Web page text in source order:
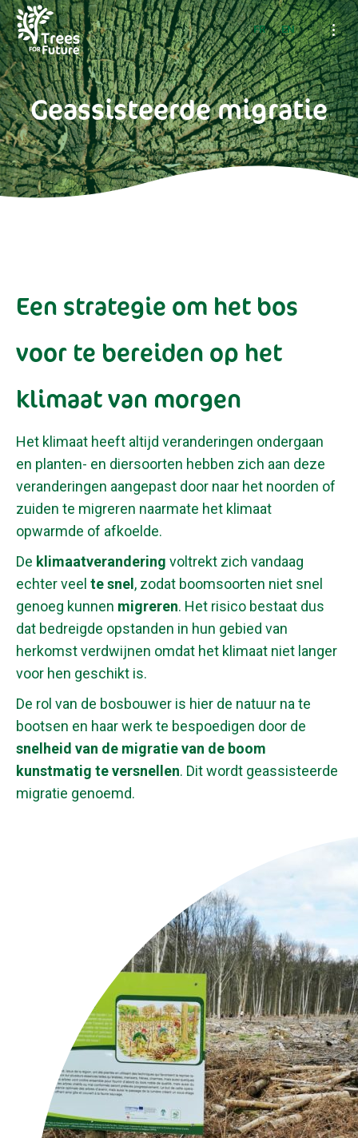
FR EN
Geassisteerde migratie
Een strategie om het bos
voor te bereiden op het
klimaat van morgen
Het klimaat heeft altijd veranderingen ondergaan
en planten- en diersoorten hebben zich aan deze
veranderingen aangepast door naar het noorden of
zuiden te migreren naarmate het klimaat
opwarmde of afkoelde.
De klimaatverandering voltrekt zich vandaag
echter veel te snel , zodat boomsoorten niet snel
genoeg kunnen migreren. Het risico bestaat dus
dat bedreigde opstanden in hun gebied van
herkomst verdwijnen omdat het klimaat niet langer
voor hen geschikt is.
De rol van de bosbouwer is hier de natuur na te
bootsen en haar werk te bespoedigen door de
snelheid van de migratie van de boom
kunstmatig te versnellen. Dit wordt geassisteerde
migratie genoemd.